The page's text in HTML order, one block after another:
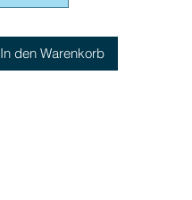
In den Warenkorb